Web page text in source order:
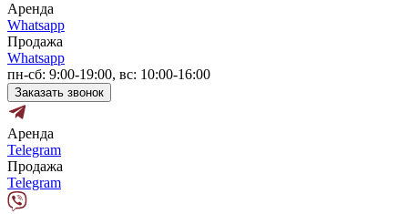
Аренда
Whatsapp
Продажа
Whatsapp
пн-сб: 9:00-19:00, вс: 10:00-16:00
Заказать звонок
Аренда
Telegram
Продажа
Telegram